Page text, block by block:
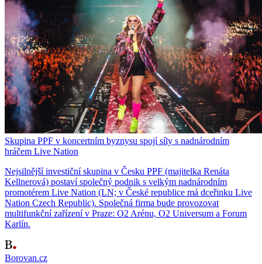
Skupina PPF v koncertním byznysu spojí síly s nadnárodním
hráčem Live Nation
Nejsilnější investiční skupina v Česku PPF (majitelka Renáta
Kellnerová) postaví společný podnik s velkým nadnárodním
promotérem Live Nation (LN; v České republice má dceřinku Live
Nation Czech Republic). Společná firma bude provozovat
multifunkční zařízení v Praze: O2 Arénu, O2 Universum a Forum
Karlín.
Borovan.cz